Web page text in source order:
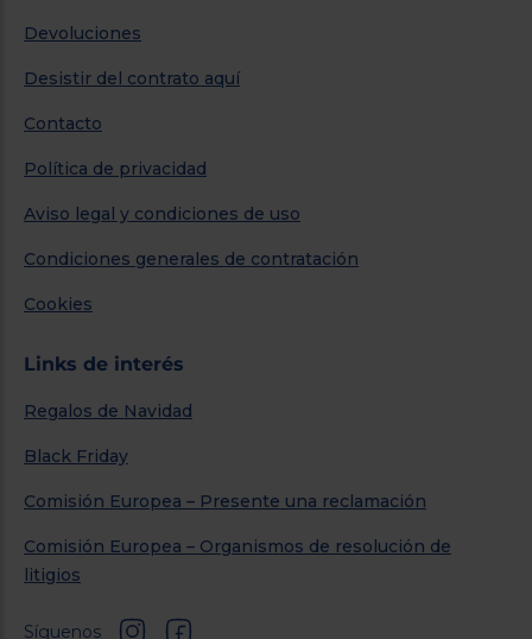
Devoluciones
Desistir del contrato aquí
Contacto
Política de privacidad
Aviso legal y condiciones de uso
Condiciones generales de contratación
Cookies
Links de interés
Regalos de Navidad
Black Friday
Comisión Europea – Presente una reclamación
Comisión Europea – Organismos de resolución de
litigios
Síguenos